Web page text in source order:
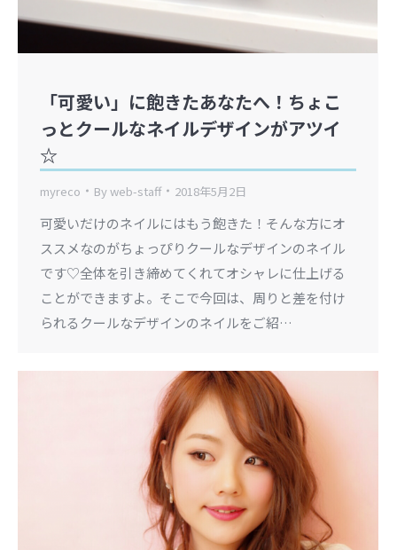
「可愛い」に飽きたあなたへ！ちょこ
っとクールなネイルデザインがアツイ
☆
myreco Byweb-staff 2018年5月2日
可愛いだけのネイルにはもう飽きた！そんな方にオ
ススメなのがちょっぴりクールなデザインのネイル
です♡全体を引き締めてくれてオシャレに仕上げる
ことができますよ。そこで今回は、周りと差を付け
られるクールなデザインのネイルをご紹…